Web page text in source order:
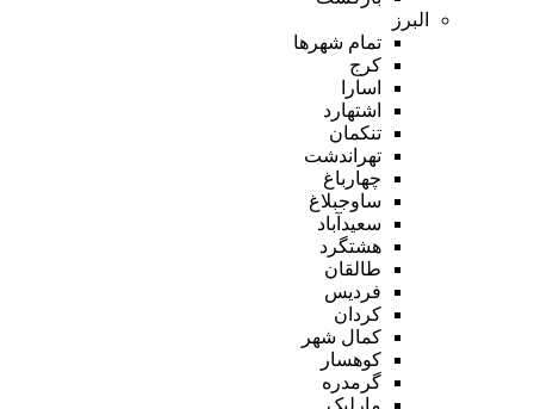
البرز
تمام شهر‌ها
کرج
اسارا
اشتهارد
تنکمان
تهراندشت
چهارباغ
ساوجبلاغ
سعیدآباد
هشتگرد
طالقان
فردیس
کردان
کمال شهر
کوهسار
گرمدره
مارلیک